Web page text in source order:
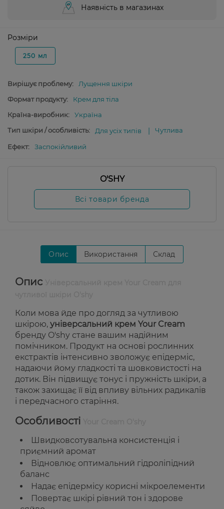
Наявність в магазинах
Розміри
250 мл
Вирішує проблему:
Лущення шкіри
Формат продукту:
Крем для тіла
Країна-виробник:
Україна
Тип шкіри / особливість:
Для усіх типів Чутлива
Ефект: Заспокійливий
O'SHY
Всі товари бренда
Опис Використання Склад
Опис
Коли мова йде про догляд за чутливою
шкірою, універсальний крем Your Cream
бренду O'shy стане вашим надійним
помічником. Продукт на основі рослинних
екстрактів інтенсивно зволожує епідерміс,
надаючи йому гладкості та шовковистості на
дотик. Він підвищує тонус і пружність шкіри, а
також захищає її від впливу вільних радикалів
і передчасного старіння.
Особливості
Швидковсотувальна консистенція і
приємний аромат
Відновлює оптимальний гідроліпідний
баланс
Надає епідермісу корисні мікроелементи
Повертає шкірі рівний тон і здорове